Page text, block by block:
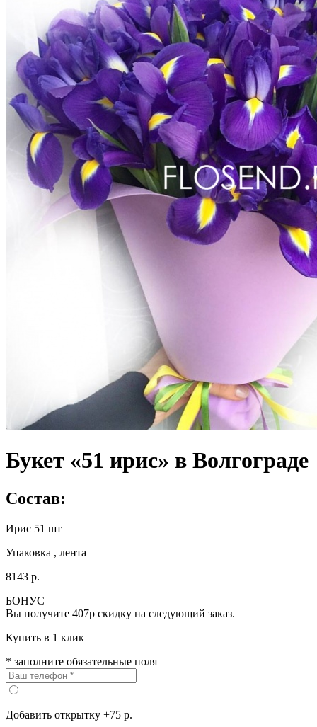
Букет «51 ирис» в Волгограде
Состав:
Ирис 51 шт
Упаковка , лента
8143 р.
БОНУС
Вы получите 407р скидку на следующий заказ.
Купить в 1 клик
* заполните обязательные поля
Добавить открытку +75 р.